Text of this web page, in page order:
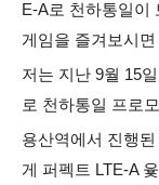
E-A로 천하통일이
게임을 즐겨보시
저는 지난 9월 15
로 천하통일 프로
용산역에서 진행
게 퍼펙트 LTE-A